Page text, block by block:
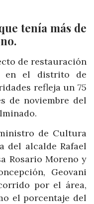
tenía más de
de restauración
en el distrito de
refleja un 75
de noviembre del
de Cultura
del alcalde Rafael
Rosario Moreno y
Geovani
por el área,
el porcentaje del